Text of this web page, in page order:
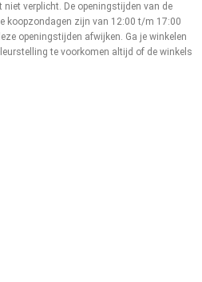
verplicht. De openingstijden van de
koopzondagen zijn van 12:00 t/m 17:00
openingstijden afwijken. Ga je winkelen
te voorkomen altijd of de winkels